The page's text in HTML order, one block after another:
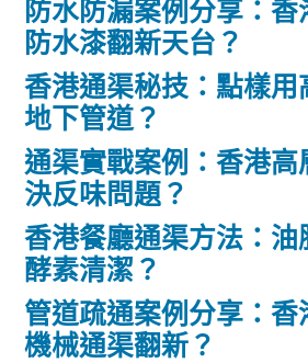
防水防漏案例分享：香
防水漆翻新天台？
香港通渠秘技：點樣用
地下管道？
通渠實戰案例：香港高
決反味問題？
香港餐廳通渠方法：油
酵素清潔？
管道疏通案例分享：香
機械通渠翻新？